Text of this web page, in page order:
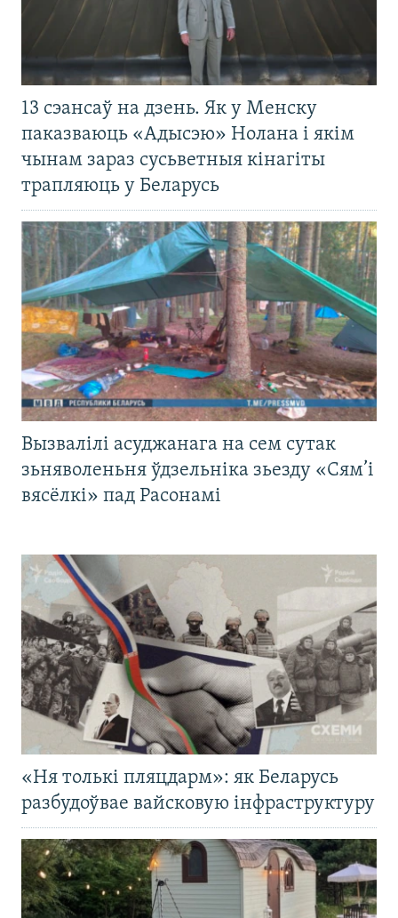
13 сэансаў на дзень. Як у Менску
паказваюць «Адысэю» Нолана і якім
чынам зараз сусьветныя кінагіты
трапляюць у Беларусь
Вызвалілі асуджанага на сем сутак
зьняволеньня ўдзельніка зьезду «Сям’і
вясёлкі» пад Расонамі
«Ня толькі пляцдарм»: як Беларусь
разбудоўвае вайсковую інфраструктуру